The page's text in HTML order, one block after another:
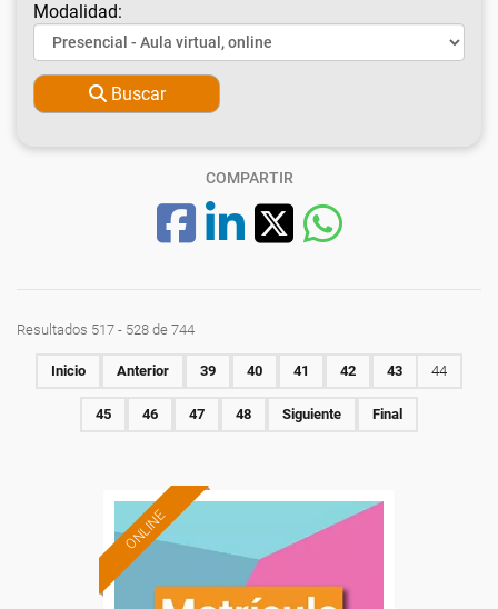
Modalidad:
Buscar
COMPARTIR
Resultados 517 - 528 de 744
Inicio Anterior 39 40 41 42 43 44
45 46 47 48 Siguiente Final
ONLINE